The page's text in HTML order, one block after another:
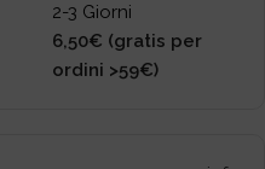
2-3 Giorni
6,50€ (gratis per
ordini >59€)